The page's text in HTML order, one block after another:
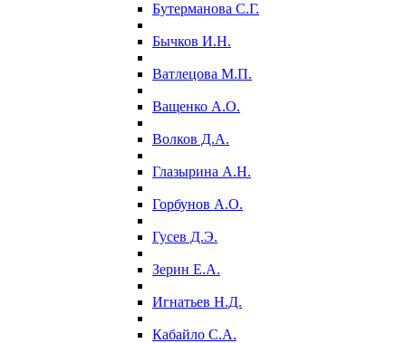
Бутерманова С.Г.
Бычков И.Н.
Ватлецова М.П.
Ващенко А.О.
Волков Д.А.
Глазырина А.Н.
Горбунов А.О.
Гусев Д.Э.
Зерин Е.А.
Игнатьев Н.Д.
Кабайло С.А.